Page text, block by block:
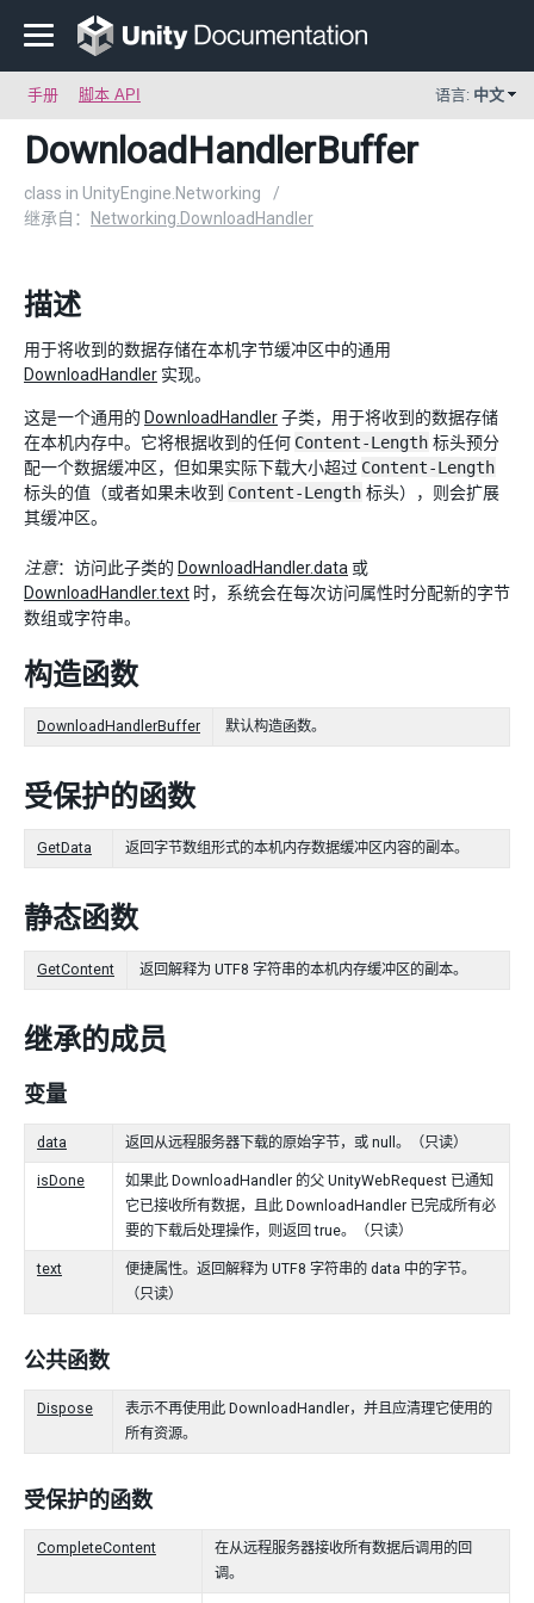
手册 脚本 API 语言: 中文
DownloadHandlerBuffer
class in UnityEngine.Networking
/
继承自：
Networking.DownloadHandler
描述
用于将收到的数据存储在本机字节缓冲区中的通用
DownloadHandler 实现。
这是一个通用的 DownloadHandler子类，用于将收到的数据存储
在本机内存中。它将根据收到的任何 Content-Length 标头预分
配一个数据缓冲区，但如果实际下载大小超过 Content-Length
标头的值（或者如果未收到 Content-Length 标头），则会扩展
其缓冲区。
注意：访问此子类的 DownloadHandler.data 或
DownloadHandler.text 时，系统会在每次访问属性时分配新的字节
数组或字符串。
构造函数
DownloadHandlerBuffer 默认构造函数。
受保护的函数
GetData 返回字节数组形式的本机内存数据缓冲区内容的副本。
静态函数
GetContent 返回解释为 UTF8 字符串的本机内存缓冲区的副本。
继承的成员
变量
data 返回从远程服务器下载的原始字节，或 null。（只读）
isDone
如果此 DownloadHandler 的父 UnityWebRequest 已通知
它已接收所有数据，且此 DownloadHandler 已完成所有必
要的下载后处理操作，则返回 true。（只读）
text
便捷属性。返回解释为 UTF8 字符串的 data 中的字节。
（只读）
公共函数
Dispose
表示不再使用此 DownloadHandler，并且应清理它使用的
所有资源。
受保护的函数
CompleteContent
在从远程服务器接收所有数据后调用的回
调。